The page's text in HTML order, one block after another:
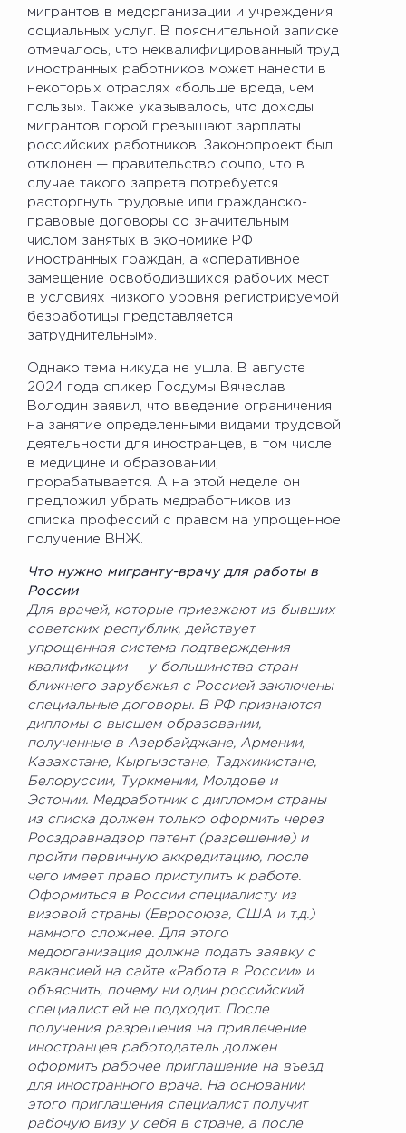
мигрантов в медорганизации и учреждения
социальных услуг. В пояснительной записке
отмечалось, что неквалифицированный труд
иностранных работников может нанести в
некоторых отраслях «больше вреда, чем
пользы». Также указывалось, что доходы
мигрантов порой превышают зарплаты
российских работников. Законопроект был
отклонен — правительство сочло, что в
случае такого запрета потребуется
расторгнуть трудовые или гражданско-
правовые договоры со значительным
числом занятых в экономике РФ
иностранных граждан, а «оперативное
замещение освободившихся рабочих мест
в условиях низкого уровня регистрируемой
безработицы представляется
затруднительным».
Однако тема никуда не ушла. В августе
2024 года спикер Госдумы Вячеслав
Володин заявил, что введение ограничения
на занятие определенными видами трудовой
деятельности для иностранцев, в том числе
в медицине и образовании,
прорабатывается. А на этой неделе он
предложил убрать медработников из
списка профессий с правом на упрощенное
получение ВНЖ.
Что нужно мигранту-врачу для работы в
России
Для врачей, которые приезжают из бывших
советских республик, действует
упрощенная система подтверждения
квалификации — у большинства стран
ближнего зарубежья с Россией заключены
специальные договоры. В РФ признаются
дипломы о высшем образовании,
полученные в Азербайджане, Армении,
Казахстане, Кыргызстане, Таджикистане,
Белоруссии, Туркмении, Молдове и
Эстонии. Медработник с дипломом страны
из списка должен только оформить через
Росздравнадзор патент (разрешение) и
пройти первичную аккредитацию, после
чего имеет право приступить к работе.
Оформиться в России специалисту из
визовой страны (Евросоюза, США и т.д.)
намного сложнее. Для этого
медорганизация должна подать заявку с
вакансией на сайте «Работа в России» и
объяснить, почему ни один российский
специалист ей не подходит. После
получения разрешения на привлечение
иностранцев работодатель должен
оформить рабочее приглашение на въезд
для иностранного врача. На основании
этого приглашения специалист получит
рабочую визу у себя в стране, а после